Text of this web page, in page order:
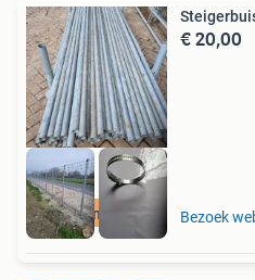
betonmatten
€ 20,00
Bezoek